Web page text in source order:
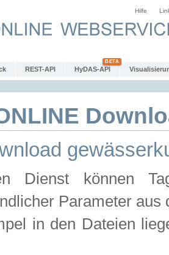
Hilfe
REST-API HyDAS-API
Dienst können
Parameter aus
in den Dateien